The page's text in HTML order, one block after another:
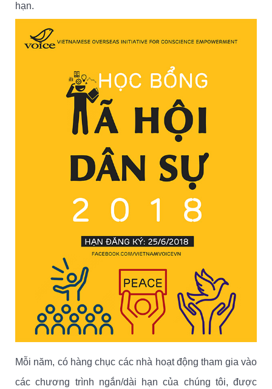
hạn.
Mỗi năm, có hàng chục các nhà hoạt động tham gia vào
các chương trình ngắn/dài hạn của chúng tôi, được